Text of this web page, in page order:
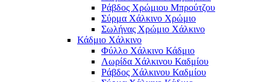
Ράβδος Χρώμιου Μπρούτζου
Σύρμα Χάλκινο Χρώμιο
Σωλήνας Χρώμιο Χάλκινο
Κάδμιο Χάλκινο
Φύλλο Χάλκινο Κάδμιο
Λωρίδα Χάλκινου Καδμίου
Ράβδος Χάλκινου Καδμίου